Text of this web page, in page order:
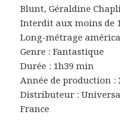
Blunt, Géraldine
Interdit aux moins de
Long-métrage
Genre : Fantastique
Durée : 1h39 min
Année de production :
Distributeur :
France